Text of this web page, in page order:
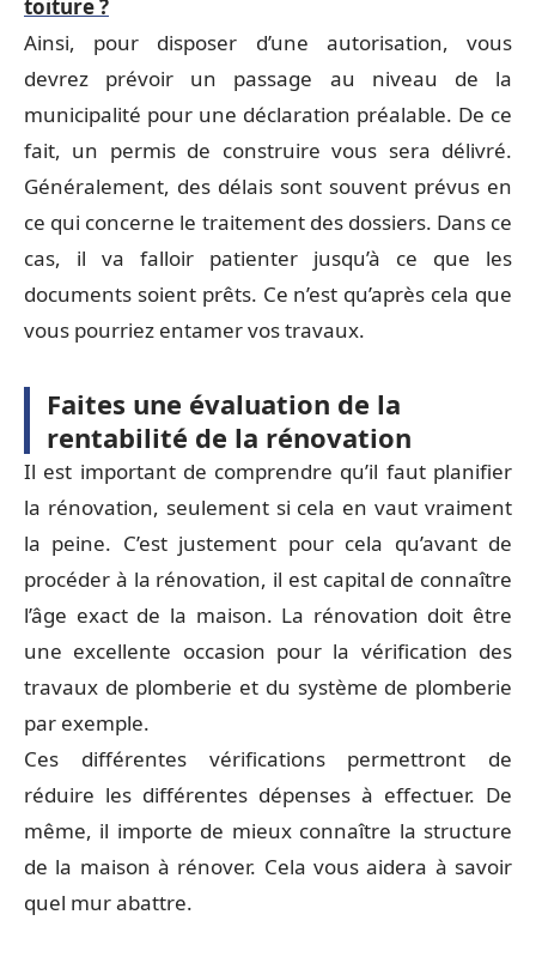
toiture ?
Ainsi, pour disposer d’une autorisation, vous
devrez prévoir un passage au niveau de la
municipalité pour une déclaration préalable. De ce
fait, un permis de construire vous sera délivré.
Généralement, des délais sont souvent prévus en
ce qui concerne le traitement des dossiers. Dans ce
cas, il va falloir patienter jusqu’à ce que les
documents soient prêts. Ce n’est qu’après cela que
vous pourriez entamer vos travaux.
Faites une évaluation de la
rentabilité de la rénovation
Il est important de comprendre qu’il faut planifier
la rénovation, seulement si cela en vaut vraiment
la peine. C’est justement pour cela qu’avant de
procéder à la rénovation, il est capital de connaître
l’âge exact de la maison. La rénovation doit être
une excellente occasion pour la vérification des
travaux de plomberie et du système de plomberie
par exemple.
Ces différentes vérifications permettront de
réduire les différentes dépenses à effectuer. De
même, il importe de mieux connaître la structure
de la maison à rénover. Cela vous aidera à savoir
quel mur abattre.